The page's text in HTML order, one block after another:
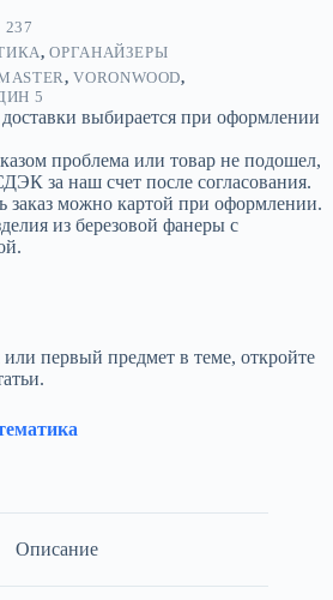
,ОРГАНАЙЗЕРЫ
,VORONWOOD,
5
выбирается при оформлении
проблема или товар не подошел,
за наш счет после согласования.
заказ можно картой при оформлении.
из березовой фанеры с
первый предмет в теме, откройте
Описание